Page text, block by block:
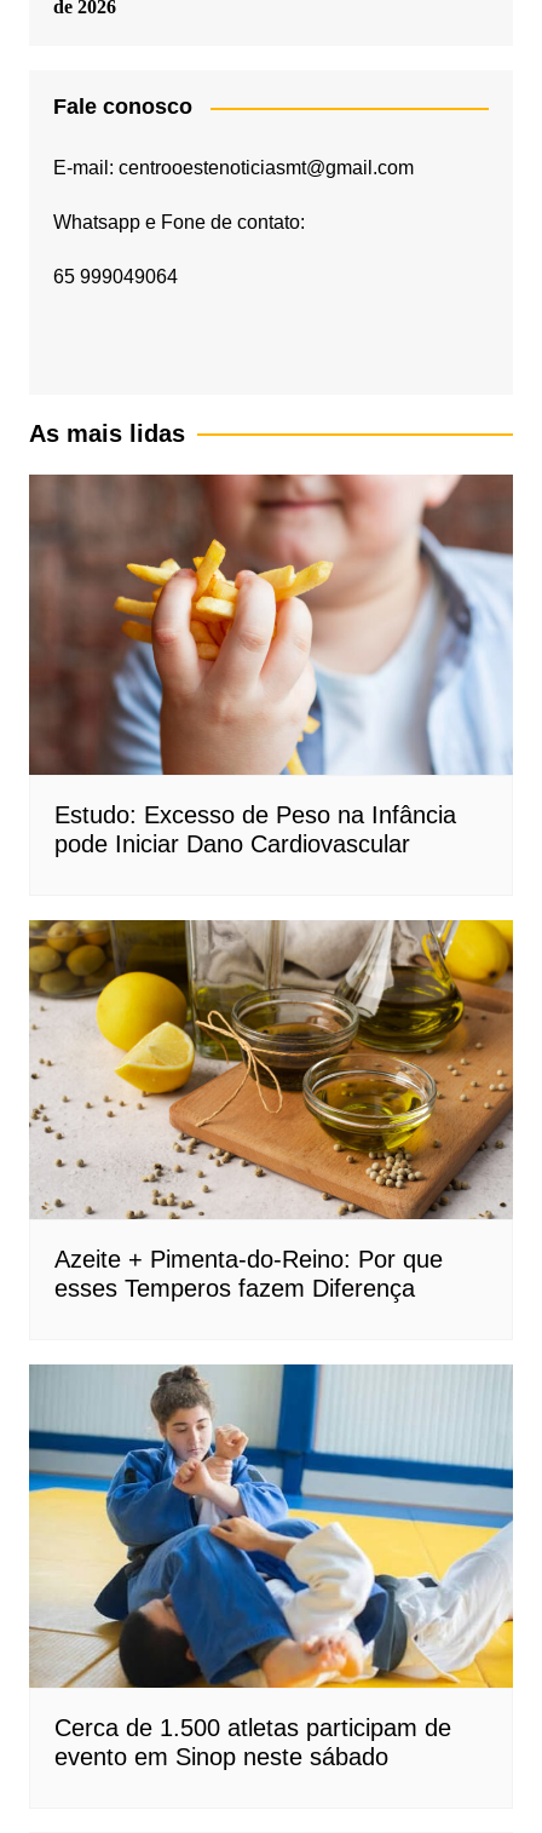
de 2026
Fale conosco
E-mail: centrooestenoticiasmt@gmail.com
Whatsapp e Fone de contato:
65 999049064
As mais lidas
Estudo: Excesso de Peso na Infância
pode Iniciar Dano Cardiovascular
Azeite + Pimenta-do-Reino: Por que
esses Temperos fazem Diferença
Cerca de 1.500 atletas participam de
evento em Sinop neste sábado